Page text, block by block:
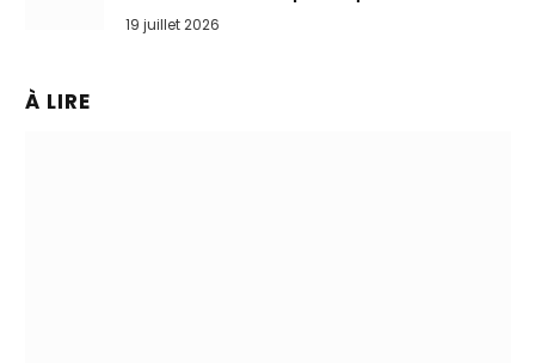
l’art de rouler cheveux au vent
19 juillet 2026
À LIRE